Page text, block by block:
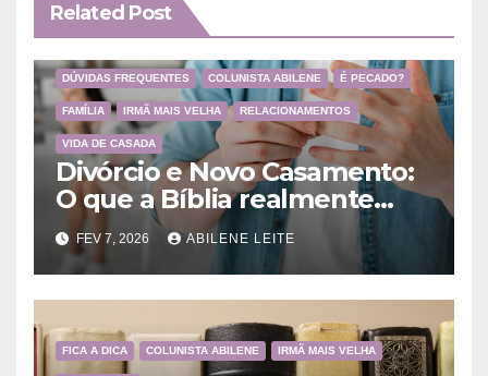
Related Post
DÚVIDAS FREQUENTES COLUNISTA ABILENE É PECADO?
FAMÍLIA IRMÃ MAIS VELHA RELACIONAMENTOS
VIDA DE CASADA
Divórcio e Novo Casamento:
O que a Bíblia realmente
ensina
FEV 7, 2026 ABILENE LEITE
FICA A DICA COLUNISTA ABILENE IRMÃ MAIS VELHA